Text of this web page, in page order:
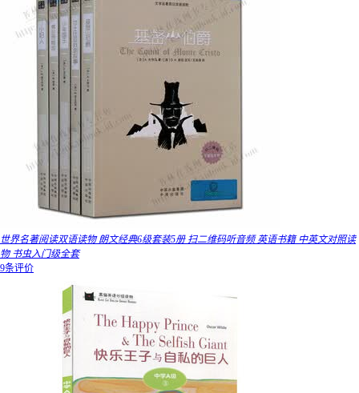
世界名著阅读双语读物 朗文经典6级套装5册 扫二维码听音频 英语书籍 中英文对照读
物 书虫入门级全套
9条评价